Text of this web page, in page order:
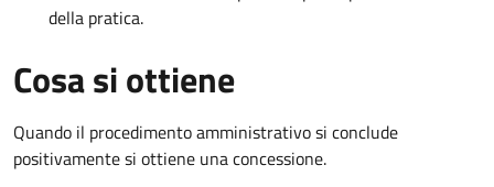
della pratica.
Cosa si ottiene
Quando il procedimento amministrativo si conclude
positivamente si ottiene una concessione.